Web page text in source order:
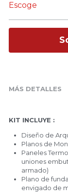
Escoge
MÁS DETALLES
KIT INCLUYE :
Diseño de
Planos de
Paneles
uniones
armado)
Plano de
envigado de